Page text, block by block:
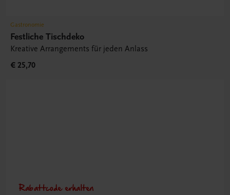
Gastronomie
Festliche Tischdeko
Kreative Arrangements für jeden Anlass
€ 25,70
Rabattcode erhalten